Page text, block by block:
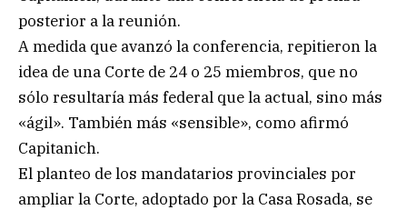
posterior a la reunión.
A medida que avanzó la conferencia, repitieron la
idea de una Corte de 24 o 25 miembros, que no
sólo resultaría más federal que la actual, sino más
«ágil». También más «sensible», como afirmó
Capitanich.
El planteo de los mandatarios provinciales por
ampliar la Corte, adoptado por la Casa Rosada, se